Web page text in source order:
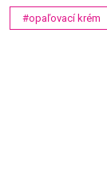
#opaľovací krém